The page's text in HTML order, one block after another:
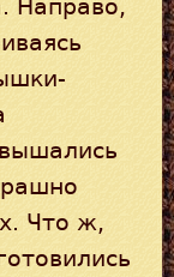
Направо,
Что ж,